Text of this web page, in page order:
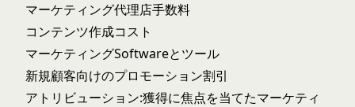
マーケティング代理店手数料
コンテンツ作成コスト
マーケティングSoftwareとツール
新規顧客向けのプロモーション割引
アトリビューション:獲得に焦点を当てたマーケティ